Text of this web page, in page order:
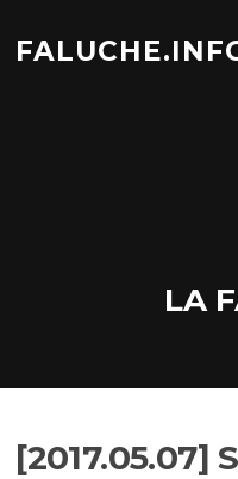
contenu
LA
[2017.05.07]